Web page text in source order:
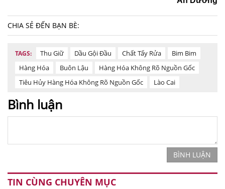
CHIA SẺ ĐẾN BẠN BÈ:
TAGS: Thu Giữ Dầu Gội Đầu Chất Tẩy Rửa
Bim Bim
Hàng Hóa
Buôn Lậu
Hàng Hóa Không Rõ Nguồn Gốc
Tiêu Hủy Hàng Hóa Không Rõ Nguồn Gốc
Lào Cai
Bình luận
BÌNH LUẬN
TIN CÙNG CHUYÊN MỤC